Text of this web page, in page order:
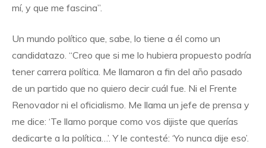
mí, y que me fascina”.
Un mundo político que, sabe, lo tiene a él como un
candidatazo. “Creo que si me lo hubiera propuesto podría
tener carrera política. Me llamaron a fin del año pasado
de un partido que no quiero decir cuál fue. Ni el Frente
Renovador ni el oficialismo. Me llama un jefe de prensa y
me dice: ‘Te llamo porque como vos dijiste que querías
dedicarte a la política…’. Y le contesté: ‘Yo nunca dije eso’.